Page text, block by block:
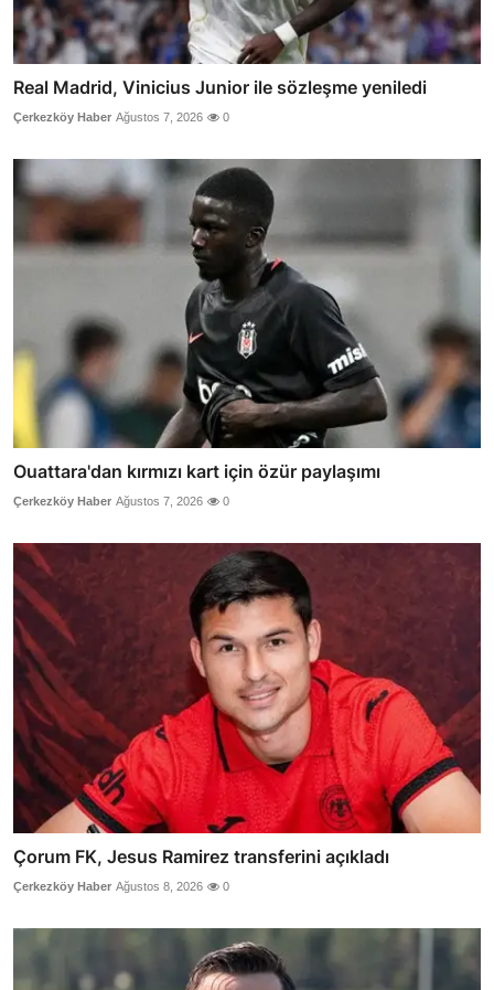
Real Madrid, Vinicius Junior ile sözleşme yeniledi
Çerkezköy Haber Ağustos 7, 2026 0
Ouattara'dan kırmızı kart için özür paylaşımı
Çerkezköy Haber Ağustos 7, 2026 0
Çorum FK, Jesus Ramirez transferini açıkladı
Çerkezköy Haber Ağustos 8, 2026 0